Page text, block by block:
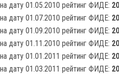
на дату 01.05.2010 рейтинг ФИДЕ:
на дату 01.07.2010 рейтинг ФИДЕ:
на дату 01.09.2010 рейтинг ФИДЕ:
на дату 01.11.2010 рейтинг ФИДЕ:
на дату 01.01.2011 рейтинг ФИДЕ:
на дату 01.03.2011 рейтинг ФИДЕ: